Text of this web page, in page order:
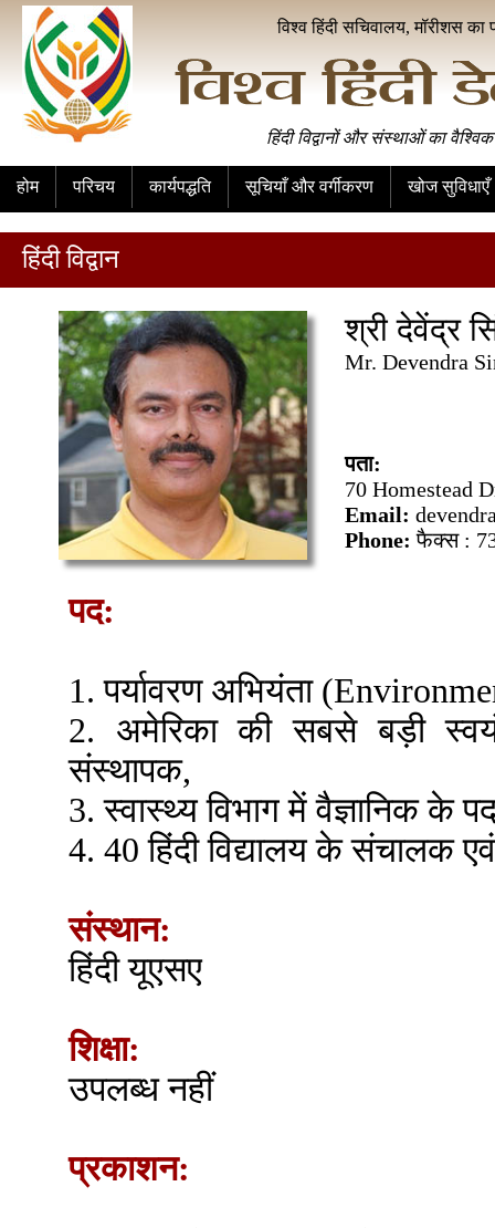
विश्व हिंदी सचिवालय, मॉरीशस का
हिंदी विद्वानों और संस्थाओं का
होम परिचय कार्यपद्धति सूचियाँ और वर्गीकरण खोज सुविधाएँ
हिंदी विद्वान
श्री देवेंद्र
Mr. Devendra
पता:
70 Homestead
Email:
Phone:फैक्स :
पद:
1. पर्यावरण अभियंता
2. अमेरिका की सबसे बड़ी
संस्थापक,
3. स्वास्थ्य विभाग में वैज्ञानिक के
4. 40 हिंदी विद्यालय के संचालक
संस्थान:
हिंदी यूएसए
शिक्षा:
उपलब्ध नहीं
प्रकाशन: